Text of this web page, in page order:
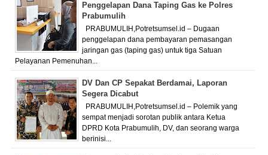
Penggelapan Dana Taping Gas ke Polres
Prabumulih
PRABUMULIH,Potretsumsel.id – Dugaan
penggelapan dana pembayaran pemasangan
jaringan gas (taping gas) untuk tiga Satuan
Pelayanan Pemenuhan...
DV Dan CP Sepakat Berdamai, Laporan
Segera Dicabut
PRABUMULIH,Potretsumsel.id – Polemik yang
sempat menjadi sorotan publik antara Ketua
DPRD Kota Prabumulih, DV, dan seorang warga
berinisi...